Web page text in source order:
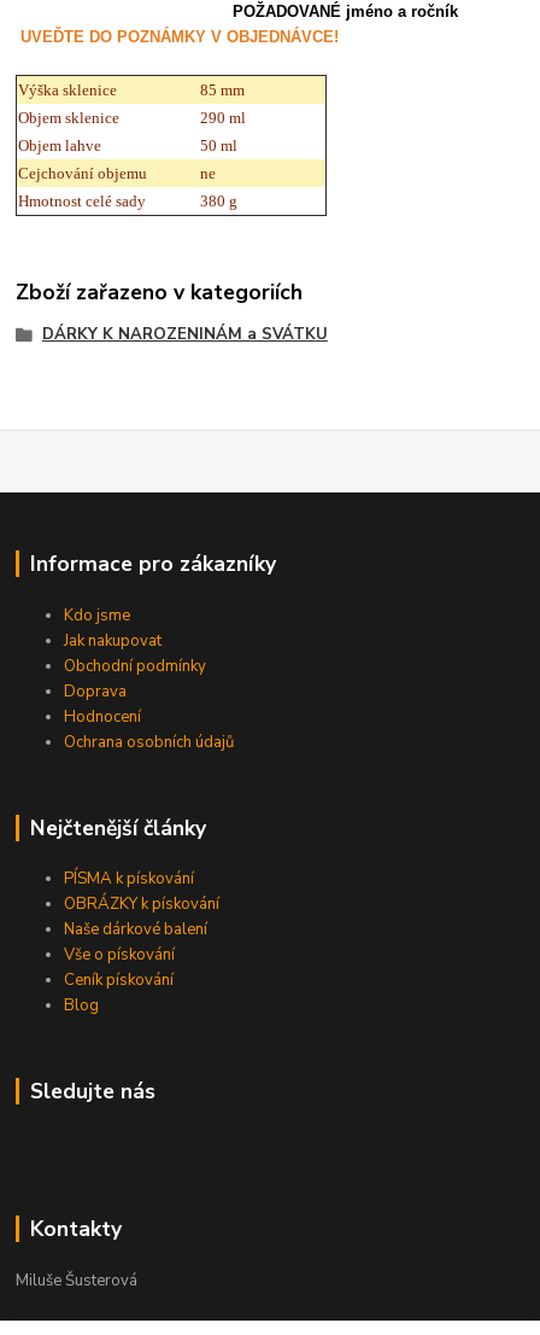
POŽADOVANÉ jméno a ročník
UVEĎTE DO POZNÁMKY V OBJEDNÁVCE!
Výška sklenice
85 mm
Objem sklenice
290 ml
Objem lahve
50 ml
Cejchování objemu
ne
Hmotnost celé sady
380 g
Zboží zařazeno v kategoriích
DÁRKY K NAROZENINÁM a SVÁTKU
Informace pro zákazníky
Kdo jsme
Jak nakupovat
Obchodní podmínky
Doprava
Hodnocení
Ochrana osobních údajů
Nejčtenější články
PÍSMA k pískování
OBRÁZKY k pískování
Naše dárkové balení
Vše o pískování
Ceník pískování
Blog
Sledujte nás
Kontakty
Miluše Šusterová